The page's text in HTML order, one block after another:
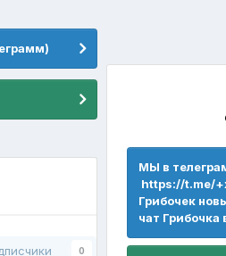
0
МЫ в
https://t.me/
Грибочек
чат Грибочка